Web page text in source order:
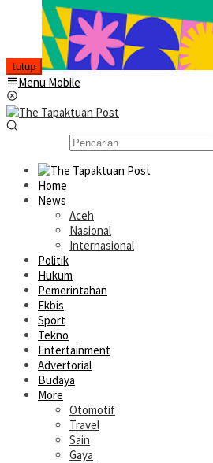
tutup
Menu Mobile
Home
News
Aceh
Nasional
Internasional
Politik
Hukum
Pemerintahan
Ekbis
Sport
Tekno
Entertainment
Advertorial
Budaya
More
Otomotif
Travel
Sain
Gaya